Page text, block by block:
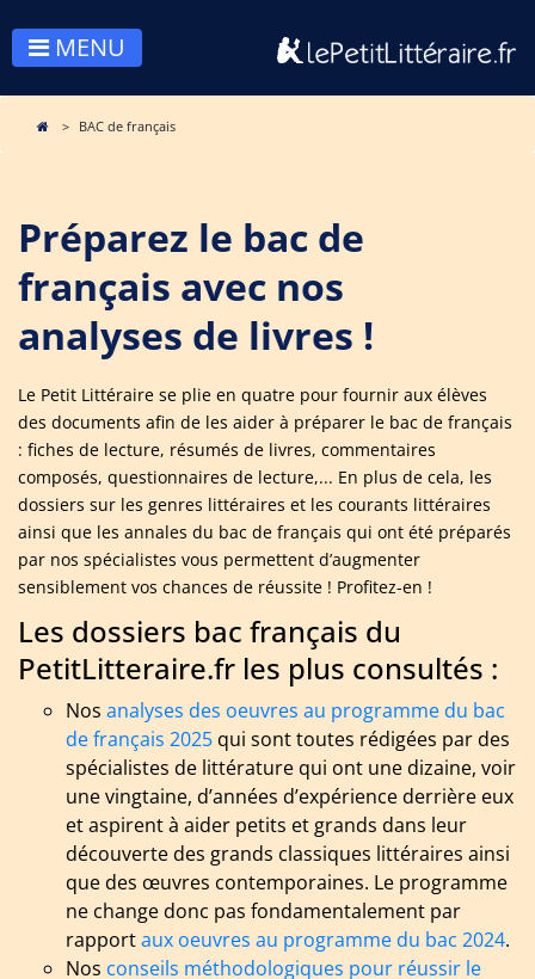
MENU
BAC de français
Préparez le bac de
français avec nos
analyses de livres !
Le Petit Littéraire se plie en quatre pour fournir aux élèves
des documents afin de les aider à préparer le bac de français
: fiches de lecture, résumés de livres, commentaires
composés, questionnaires de lecture,... En plus de cela, les
dossiers sur les genres littéraires et les courants littéraires
ainsi que les annales du bac de français qui ont été préparés
par nos spécialistes vous permettent d’augmenter
sensiblement vos chances de réussite ! Profitez-en !
Les dossiers bac français du
PetitLitteraire.fr les plus consultés :
Nos analyses des oeuvres au programme du bac
de français 2025 qui sont toutes rédigées par des
spécialistes de littérature qui ont une dizaine, voir
une vingtaine, d’années d’expérience derrière eux
et aspirent à aider petits et grands dans leur
découverte des grands classiques littéraires ainsi
que des œuvres contemporaines. Le programme
ne change donc pas fondamentalement par
rapportaux oeuvres au programme du bac 2024.
Nos conseils méthodologiques pour réussir le